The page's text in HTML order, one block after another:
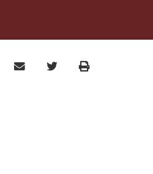
email TwitterPrint